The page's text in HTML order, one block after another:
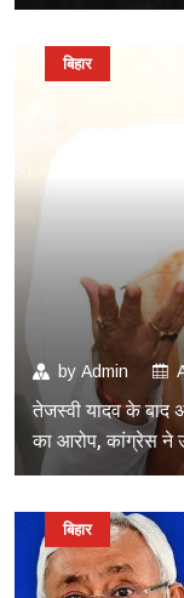
by Admin
तेजस्वी यादव के बाद
का आरोप, कांग्रेस ने
बिहार
बिहार